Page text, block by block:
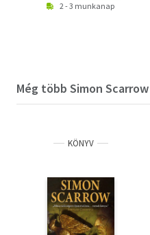
2 - 3 munkanap
Még több Simon Scarrow
KÖNYV